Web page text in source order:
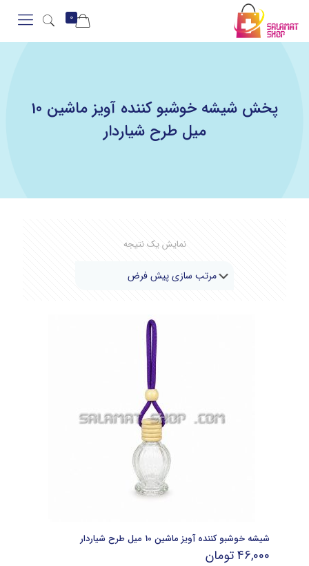
0
پخش شیشه خوشبو کننده آویز ماشین 10
میل طرح شیاردار
نمایش یک نتیجه
شیشه خوشبو کننده آویز ماشین 10 میل طرح شیاردار
46,000تومان